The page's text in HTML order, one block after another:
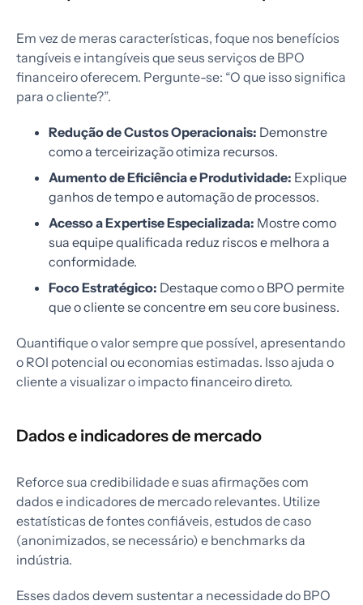
Em vez de meras características, foque nos benefícios
tangíveis e intangíveis que seus serviços de BPO
financeiro oferecem. Pergunte-se: “O que isso significa
para o cliente?”.
Redução de Custos Operacionais: Demonstre
como a terceirização otimiza recursos.
Aumento de Eficiência e Produtividade: Explique
ganhos de tempo e automação de processos.
Acesso a Expertise Especializada: Mostre como
sua equipe qualificada reduz riscos e melhora a
conformidade.
Foco Estratégico: Destaque como o BPO permite
que o cliente se concentre em seu core business.
Quantifique o valor sempre que possível, apresentando
o ROI potencial ou economias estimadas. Isso ajuda o
cliente a visualizar o impacto financeiro direto.
Dados e indicadores de mercado
Reforce sua credibilidade e suas afirmações com
dados e indicadores de mercado relevantes. Utilize
estatísticas de fontes confiáveis, estudos de caso
(anonimizados, se necessário) e benchmarks da
indústria.
Esses dados devem sustentar a necessidade do BPO